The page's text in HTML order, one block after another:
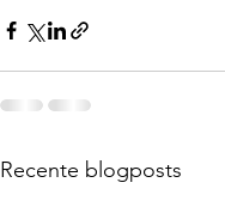
Recente blogposts